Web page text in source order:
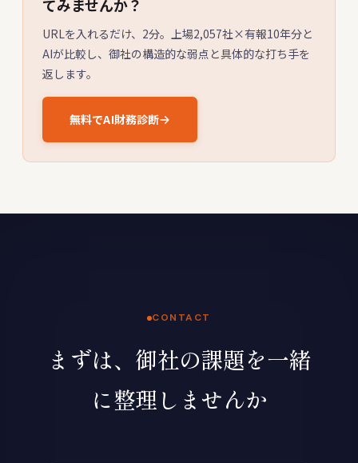
てみませんか？
URLを入れるだけ、2分。上場2,057社×有報10年分と
AIが比較し、御社の構造的な弱点と具体的な打ち手を
返します。
無料でAI財務診断
CONTACT
まずは、御社の課題を一緒
に整理しませんか